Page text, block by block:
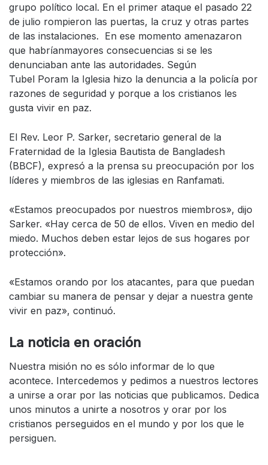
grupo político local. En el primer ataque el pasado 22
de julio rompieron las puertas, la cruz y otras partes
de las instalaciones. En ese momento amenazaron
que habríanmayores consecuencias si se les
denunciaban ante las autoridades. Según
Tubel Poram la Iglesia hizo la denuncia a la policía por
razones de seguridad y porque a los cristianos les
gusta vivir en paz.
El Rev. Leor P. Sarker, secretario general de la
Fraternidad de la Iglesia Bautista de Bangladesh
(BBCF), expresó a la prensa su preocupación por los
líderes y miembros de las iglesias en Ranfamati.
«Estamos preocupados por nuestros miembros», dijo
Sarker. «Hay cerca de 50 de ellos. Viven en medio del
miedo. Muchos deben estar lejos de sus hogares por
protección».
«Estamos orando por los atacantes, para que puedan
cambiar su manera de pensar y dejar a nuestra gente
vivir en paz», continuó.
La noticia en oración
Nuestra misión no es sólo informar de lo que
acontece. Intercedemos y pedimos a nuestros lectores
a unirse a orar por las noticias que publicamos. Dedica
unos minutos a unirte a nosotros y orar por los
cristianos perseguidos en el mundo y por los que le
persiguen.